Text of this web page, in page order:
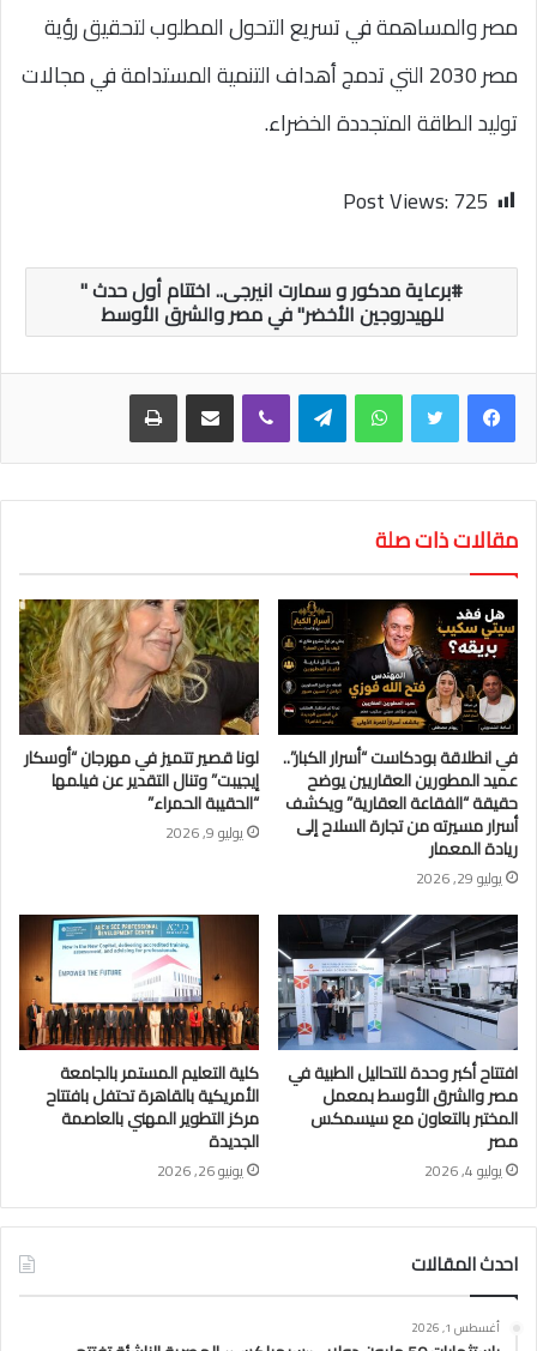
مصر والمساهمة في تسريع التحول المطلوب لتحقيق رؤية
مصر 2030 التي تدمج أهداف التنمية المستدامة في مجالات
توليد الطاقة المتجددة الخضراء.
Post Views:725
برعاية مدكور و سمارت انيرجى.. اختتام أول حدث "
للهيدروجين الأخضر" في مصر والشرق الأوسط
واتساب تيلقرام
مقالات ذات صلة
في انطلاقة بودكاست “أسرار الكبار”..
عميد المطورين العقاريين يوضح
حقيقة “الفقاعة العقارية” ويكشف
أسرار مسيرته من تجارة السلاح إلى
ريادة المعمار
يوليو 29, 2026
لونا قصير تتميز في مهرجان “أوسكار
إيجيبت” وتنال التقدير عن فيلمها
“الحقيبة الحمراء”
يوليو 9, 2026
افتتاح أكبر وحدة للتحاليل الطبية في
مصر والشرق الأوسط بمعمل
المختبر بالتعاون مع سيسمكس
مصر
يوليو 4, 2026
كلية التعليم المستمر بالجامعة
الأمريكية بالقاهرة تحتفل بافتتاح
مركز التطوير المهني بالعاصمة
الجديدة
يونيو 26, 2026
احدث المقالات
أغسطس 1, 2026